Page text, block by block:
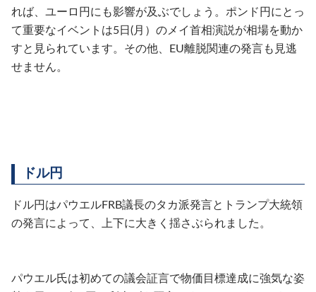
れば、ユーロ円にも影響が及ぶでしょう。ポンド円にとっ
て重要なイベントは5日(月）のメイ首相演説が相場を動か
すと見られています。その他、EU離脱関連の発言も見逃
せません。
ドル円
ドル円はパウエルFRB議長のタカ派発言とトランプ大統領
の発言によって、上下に大きく揺さぶられました。
パウエル氏は初めての議会証言で物価目標達成に強気な姿